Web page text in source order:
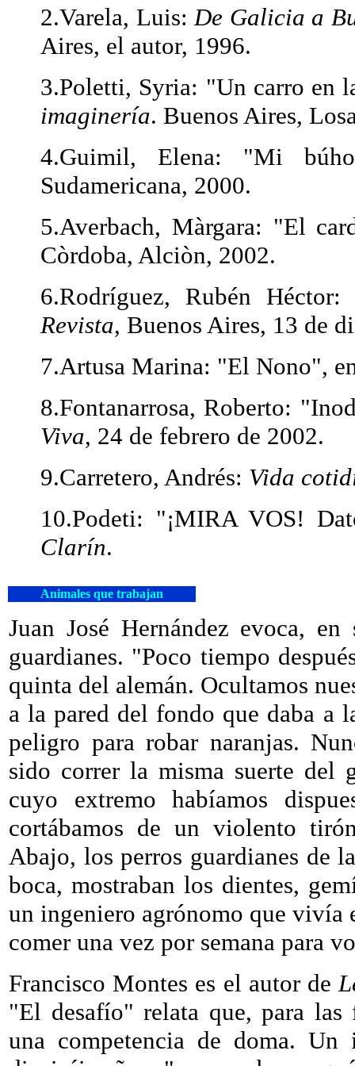
2.Varela, Luis:De Galicia a
Aires, el autor, 1996.
3.Poletti, Syria: "Un carro en
imaginería. Buenos Aires,
4.Guimil, Elena: "Mi
Sudamericana, 2000.
5.Averbach, Màrgara: "El
Còrdoba, Alciòn, 2002.
6.Rodríguez, Rubén
Revista, Buenos Aires, 13 de
7.Artusa Marina: "El Nono",
8.Fontanarrosa, Roberto:
Viva, 24 de febrero de 2002.
9.Carretero, Andrés: Vida
10.Podeti: "¡MIRA VOS!
Clarín.
Animales que trabajan
Juan José Hernández evoca,
guardianes. "Poco tiempo
quinta del alemán. Ocultamos
a la pared del fondo que daba a
peligro para robar naranjas.
sido correr la misma suerte del
cuyo extremo habíamos
cortábamos de un violento
Abajo, los perros guardianes de
boca, mostraban los dientes,
un ingeniero agrónomo que vivía
comer una vez por semana para
Francisco Montes es el autor de
"El desafío" relata que, para las
una competencia de doma.